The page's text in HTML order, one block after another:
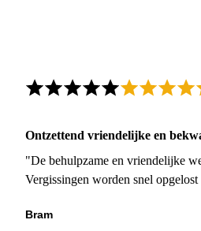
Ontzettend vriendelijke en
"De behulpzame en vriendelijke
Vergissingen worden snel
Bram